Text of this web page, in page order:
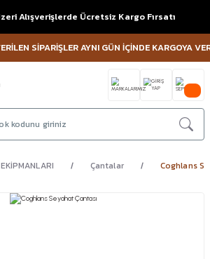
Alışverişlerde Ücretsiz Kargo Fırsatı
SİPARİŞLER AYNI GÜN İÇİNDE KARGOYA
Çantalar Coghlans